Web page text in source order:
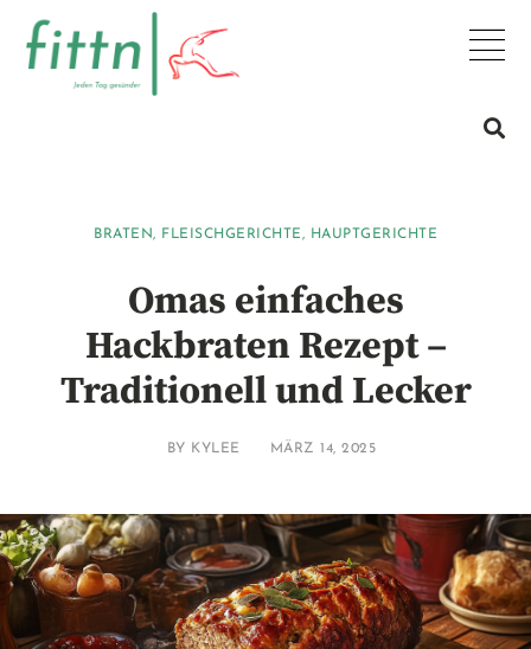
BRATEN, FLEISCHGERICHTE, HAUPTGERICHTE
Omas einfaches
Hackbraten Rezept –
Traditionell und Lecker
BY KYLEE MÄRZ 14, 2025